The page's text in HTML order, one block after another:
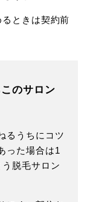
ときは契約前
のサロン
るうちにコツ
った場合は1
脱毛サロン